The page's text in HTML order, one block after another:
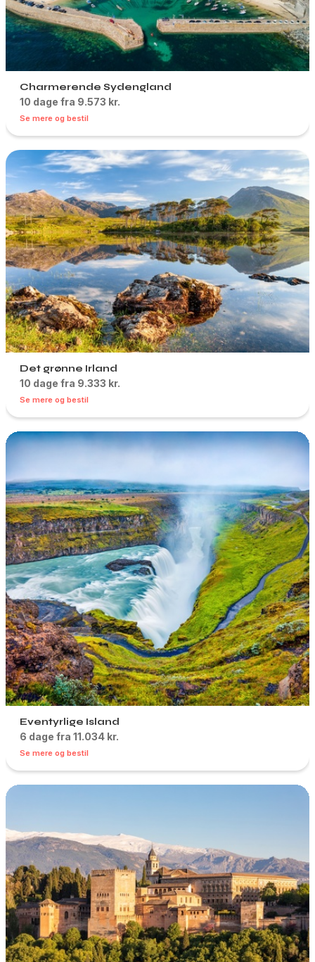
Charmerende Sydengland
10 dage fra 9.573 kr.
Se mere og bestil
Det grønne Irland
10 dage fra 9.333 kr.
Se mere og bestil
Eventyrlige Island
6 dage fra 11.034 kr.
Se mere og bestil